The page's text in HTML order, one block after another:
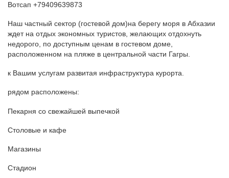
Вотсап +79409639873
Наш частный сектор (гостевой дом)на берегу моря в Абхазии
ждет на отдых экономных туристов, желающих отдохнуть
недорого, по доступным ценам в гостевом доме,
расположенном на пляже в центральной части Гагры.
к Вашим услугам развитая инфраструктура курорта.
рядом расположены:
Пекарня со свежайшей выпечкой
Столовые и кафе
Магазины
Стадион